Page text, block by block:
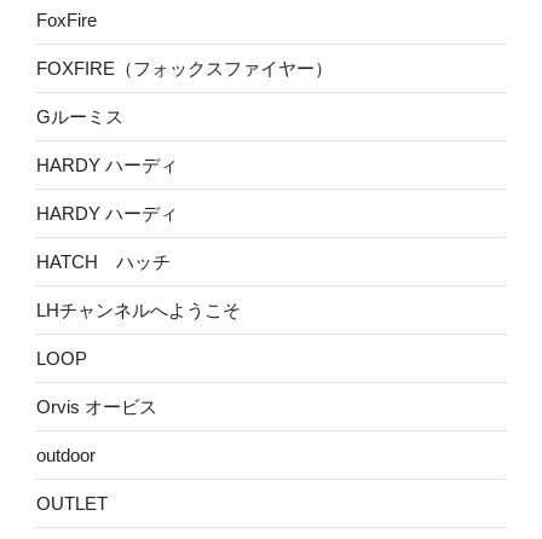
FoxFire
FOXFIRE（フォックスファイヤー）
Gルーミス
HARDY ハーディ
HARDY ハーディ
HATCH ハッチ
LHチャンネルへようこそ
LOOP
Orvis オービス
outdoor
OUTLET